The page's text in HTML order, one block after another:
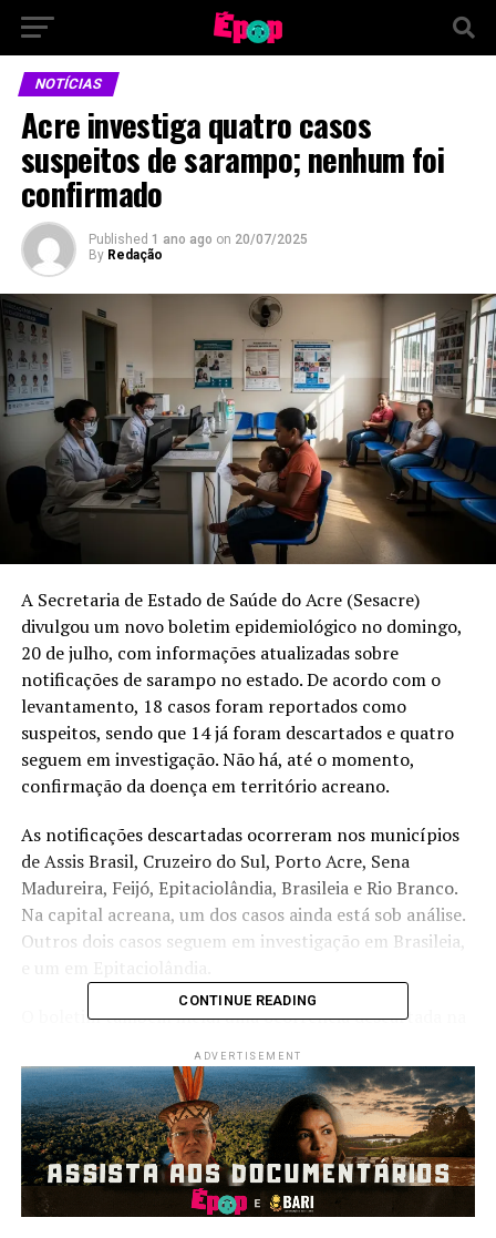
NOTÍCIAS
Acre investiga quatro casos
suspeitos de sarampo; nenhum foi
confirmado
Published 1 ano ago on 20/07/2025
By Redação
A Secretaria de Estado de Saúde do Acre (Sesacre)
divulgou um novo boletim epidemiológico no domingo,
20 de julho, com informações atualizadas sobre
notificações de sarampo no estado. De acordo com o
levantamento, 18 casos foram reportados como
suspeitos, sendo que 14 já foram descartados e quatro
seguem em investigação. Não há, até o momento,
confirmação da doença em território acreano.
As notificações descartadas ocorreram nos municípios
de Assis Brasil, Cruzeiro do Sul, Porto Acre, Sena
Madureira, Feijó, Epitaciolândia, Brasileia e Rio Branco.
Na capital acreana, um dos casos ainda está sob análise.
Outros dois casos seguem em investigação em Brasileia,
O boletim também inclui uma ocorrência descartada na
sistema de vigilância de Rio Branco. A proximidade com
o país vizinho é considerada um fator relevante para o
monitoramento, já que a Bolívia confirmou 125 casos da
doença e ainda investiga 1.129 notificações. A maioria
dos casos confirmados está concentrada no
Departamento de Santa Cruz de La Sierra.
CONTINUE READING
ADVERTISEMENT